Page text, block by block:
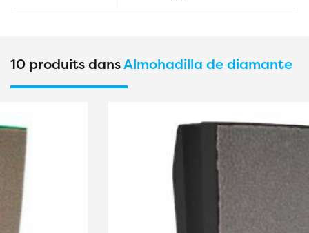
10 produits dansAlmohadilla de diamante